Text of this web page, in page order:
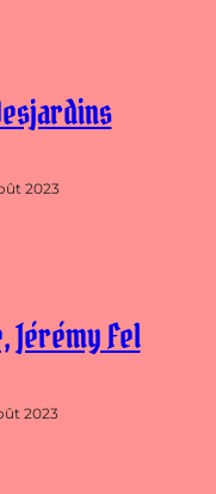
2023
Jérémy Fel
2023